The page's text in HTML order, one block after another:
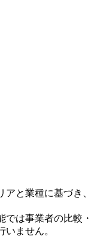
と業種に基づき、
では事業者の比較・
ません。